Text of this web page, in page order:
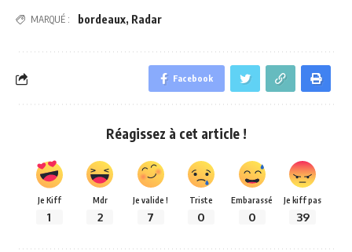
MARQUÉ : bordeaux, Radar
Facebook
Réagissez à cet article !
Je Kiff
1
Mdr
2
Je valide !
7
Triste
0
Embarassé
0
Je kiff pas
39